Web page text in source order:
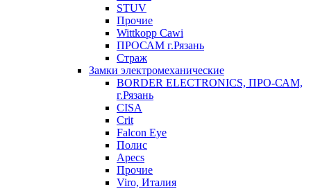
STUV
Прочие
Wittkopp Cawi
ПРОСАМ г.Рязань
Страж
Замки электромеханические
BORDER ELECTRONICS, ПРО-САМ,
г.Рязань
CISA
Crit
Falcon Eye
Полис
Apecs
Прочие
Viro, Италия